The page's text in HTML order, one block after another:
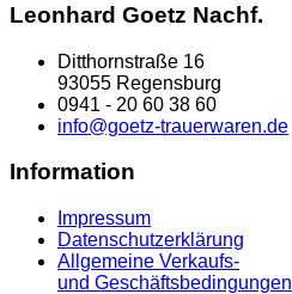
Leonhard Goetz Nachf.
Ditthornstraße 16
93055 Regensburg
0941 - 20 60 38 60
info@goetz-trauerwaren.de
Information
Impressum
Datenschutzerklärung
Allgemeine Verkaufs-
und Geschäftsbedingungen